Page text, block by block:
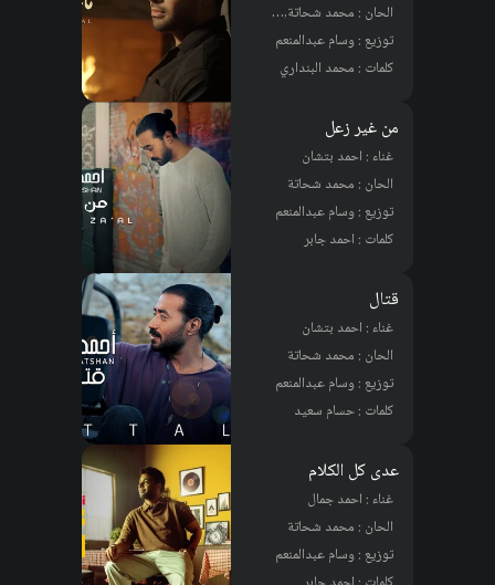
الحان : محمد شحاتة, علي الخواجة
توزيع : وسام عبدالمنعم
كلمات : محمد البنداري
من غير زعل
غناء : احمد بتشان
الحان : محمد شحاتة
توزيع : وسام عبدالمنعم
كلمات : احمد جابر
قتال
غناء : احمد بتشان
الحان : محمد شحاتة
توزيع : وسام عبدالمنعم
كلمات : حسام سعيد
عدى كل الكلام
غناء : احمد جمال
الحان : محمد شحاتة
توزيع : وسام عبدالمنعم